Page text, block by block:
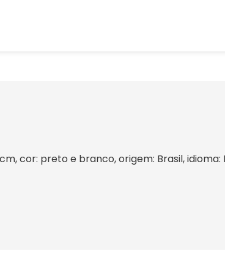
cor: preto e branco, origem: Brasil,